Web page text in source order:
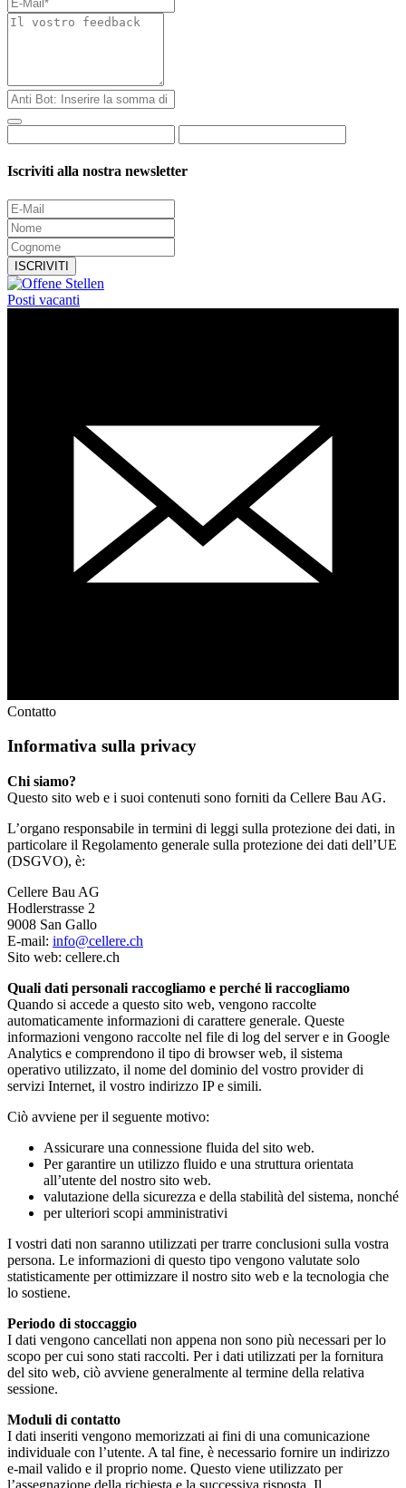
Iscriviti alla nostra newsletter
Posti vacanti
Contatto
Informativa sulla privacy
Chi siamo?
Questo sito web e i suoi contenuti sono forniti da Cellere Bau AG.
L’organo responsabile in termini di leggi sulla protezione dei dati, in
particolare il Regolamento generale sulla protezione dei dati dell’UE
(DSGVO), è:
Cellere Bau AG
Hodlerstrasse 2
9008 San Gallo
E-mail: info@cellere.ch
Sito web: cellere.ch
Quali dati personali raccogliamo e perché li raccogliamo
Quando si accede a questo sito web, vengono raccolte
automaticamente informazioni di carattere generale. Queste
informazioni vengono raccolte nel file di log del server e in Google
Analytics e comprendono il tipo di browser web, il sistema
operativo utilizzato, il nome del dominio del vostro provider di
servizi Internet, il vostro indirizzo IP e simili.
Ciò avviene per il seguente motivo:
Assicurare una connessione fluida del sito web.
Per garantire un utilizzo fluido e una struttura orientata
all’utente del nostro sito web.
valutazione della sicurezza e della stabilità del sistema, nonché
per ulteriori scopi amministrativi
I vostri dati non saranno utilizzati per trarre conclusioni sulla vostra
persona. Le informazioni di questo tipo vengono valutate solo
statisticamente per ottimizzare il nostro sito web e la tecnologia che
lo sostiene.
Periodo di stoccaggio
I dati vengono cancellati non appena non sono più necessari per lo
scopo per cui sono stati raccolti. Per i dati utilizzati per la fornitura
del sito web, ciò avviene generalmente al termine della relativa
sessione.
Moduli di contatto
I dati inseriti vengono memorizzati ai fini di una comunicazione
individuale con l’utente. A tal fine, è necessario fornire un indirizzo
e-mail valido e il proprio nome. Questo viene utilizzato per